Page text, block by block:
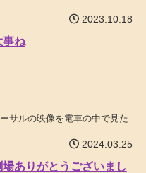
2023.10.18
事ね
サルの映像を電車の中で見た
2024.03.25
場ありがとうございまし